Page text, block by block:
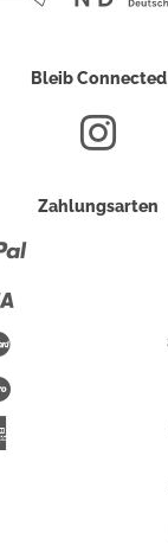
Bleib Connected
Zahlungsarten
Maestro